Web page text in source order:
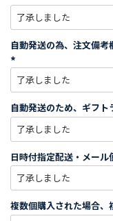
必
須
)
自動発送の為、注文備考
必
須
)
自動発送のため、ギフ
日時付指定配送・メール
複数個購入された場合、